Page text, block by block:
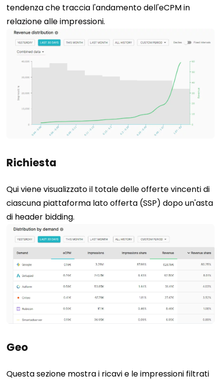
tendenza che traccia l'andamento dell'eCPM in
relazione alle impressioni.
Richiesta
Qui viene visualizzato il totale delle offerte vincenti di
ciascuna piattaforma lato offerta (SSP) dopo un'asta
di header bidding.
Geo
Questa sezione mostra i ricavi e le impressioni filtrati